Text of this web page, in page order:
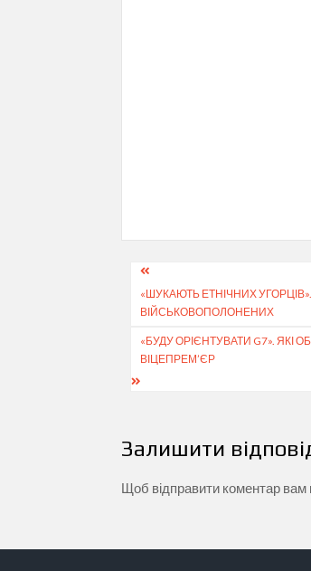
Навігація
записів
«ШУКАЮТЬ ЕТНІЧНИХ
ВІЙСЬКОВОПОЛОНЕНИХ
«БУДУ ОРІЄНТУВАТИ G7».
ВІЦЕПРЕМ’ЄР
Залишити
Щоб відправити коментар вам